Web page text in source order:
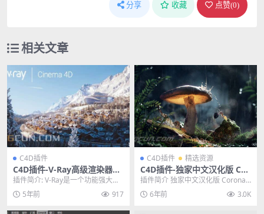
分享 收藏 点赞(0)
相关文章
C4D插件
C4D插件-V-Ray高级渲染器插
件 V-Ray Advanced 5.10.24
Win
插件简介: V-Ray是一个功能强大的
渲染工具软件，这款软件不仅可以
将用户设计的...
5年前 917
C4D插件 精选资源
C4D插件-独家中文汉化版 Cor
ona Renderer 4.3 实时交互
渲染器插件Win中英双语版
插件简介 独家中文汉化版 Corona
Renderer 4.3 实时交互渲染器...
6年前 3.0K